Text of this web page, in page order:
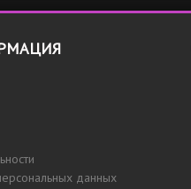
данных